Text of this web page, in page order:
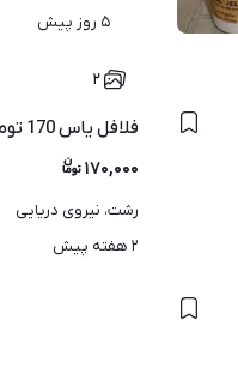
۵ روز پیش
۲
فلافل یاس 170 تومن
۱۷۰,۰۰۰
رشت، نیروی دریایی
۲ هفته پیش